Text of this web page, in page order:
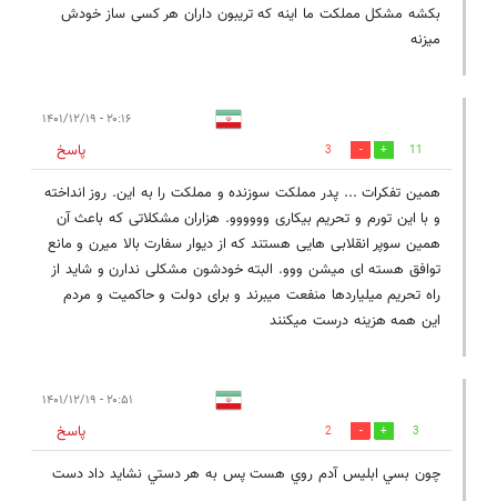
بکشه مشکل مملکت ما اینه که تریبون‌ داران هر کسی ساز خودش
میزنه
۲۰:۱۶ - ۱۴۰۱/۱۲/۱۹
11
3
پاسخ
همین تفکرات ... پدر مملکت سوزنده و مملکت را به این. روز انداخته
و با این تورم و تحریم بیکاری وووووو. هزاران مشکلاتی که باعث آن
همین سوپر انقلابی هایی هستند که از دیوار سفارت بالا میرن و مانع
توافق هسته ای میشن ووو. البته خودشون مشکلی ندارن و شاید از
راه تحریم میلیاردها منفعت میبرند و برای دولت و حاکمیت و مردم
این همه هزینه درست میکنند
۲۰:۵۱ - ۱۴۰۱/۱۲/۱۹
3
2
پاسخ
چون بسي ابليس آدم روي هست پس به هر دستي نشايد داد دست